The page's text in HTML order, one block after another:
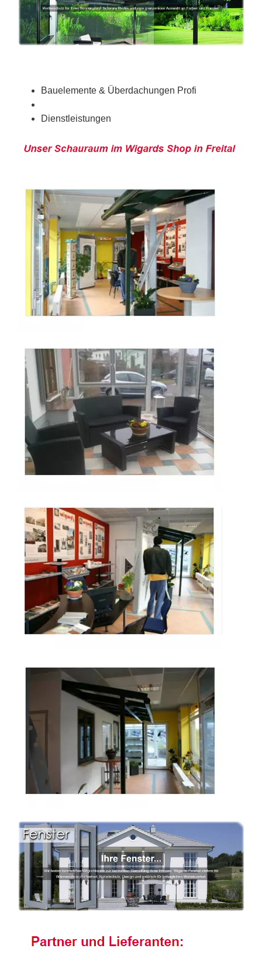
Bauelemente & Überdachungen Profi
Dienstleistungen